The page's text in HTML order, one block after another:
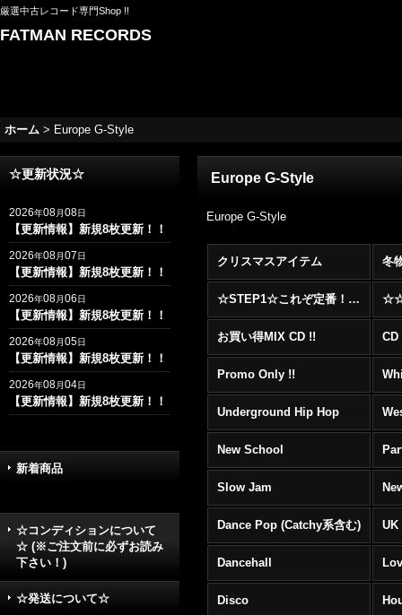
厳選中古レコード専門Shop !!
FATMAN RECORDS
ホーム > Europe G-Style
☆更新状況☆
2026年08月08日
【更新情報】新規8枚更新！！
2026年08月07日
【更新情報】新規8枚更新！！
2026年08月06日
【更新情報】新規8枚更新！！
2026年08月05日
【更新情報】新規8枚更新！！
2026年08月04日
【更新情報】新規8枚更新！！
新着商品
☆コンディションについて
☆ (※ご注文前に必ずお読み
下さい！)
☆発送について☆
Europe G-Style
Europe G-Style
クリスマスアイテム 冬
☆STEP1☆これぞ定番！！まずはここから！2000年代R&BフロアヒットBest 100 !!!
お買い得MIX CD !!
Promo Only !!
Underground Hip Hop
New School
Slow Jam
Dance Pop (Catchy系含む) UK
Dancehall
Disco